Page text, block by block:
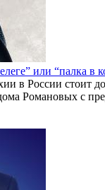
или “палка в
в России стоит
Романовых с